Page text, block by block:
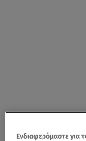
Ενδιαφερόμαστε για